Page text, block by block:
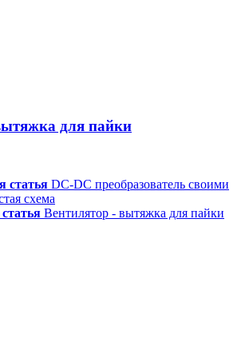
для пайки
статья DC-DC преобразователь своими
схема
Вентилятор - вытяжка для пайки